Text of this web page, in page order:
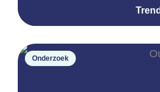
Onderzoek